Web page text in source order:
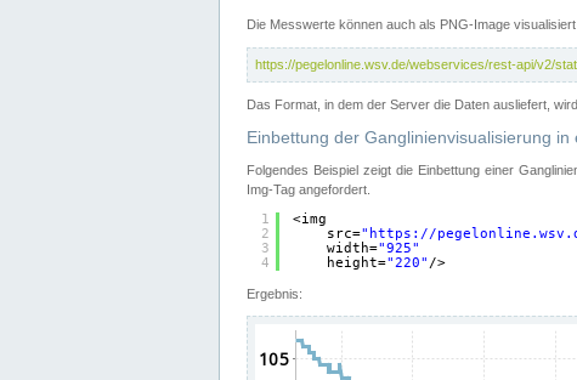
Die Messwerte können auch als PNG-Image
https://pegelonline.wsv.de/webservices/rest-api/v2/
Das Format, in dem der Server die Daten ausliefert,
Einbettung der Ganglinienvisualisierung
Folgendes Beispiel zeigt die Einbettung einer
Img-Tag angefordert.
1
2
3
4
<img
src=" https://
width="925"
height="220" />
Ergebnis: